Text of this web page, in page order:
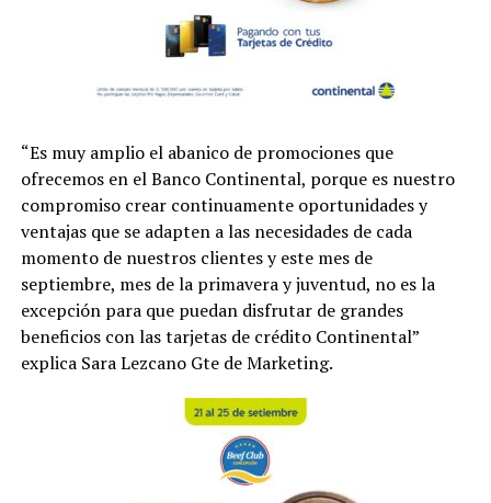
“Es muy amplio el abanico de promociones que
ofrecemos en el Banco Continental, porque es nuestro
compromiso crear continuamente oportunidades y
ventajas que se adapten a las necesidades de cada
momento de nuestros clientes y este mes de
septiembre, mes de la primavera y juventud, no es la
excepción para que puedan disfrutar de grandes
beneficios con las tarjetas de crédito Continental”
explica Sara Lezcano Gte de Marketing.